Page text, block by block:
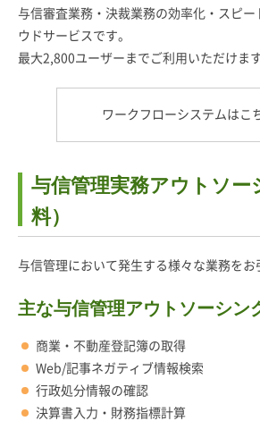
与信審査業務・決裁業務の効率化・スピー
ウドサービスです。
最大2,800ユーザーまでご利用いただけます
ワークフローシステムはこ
与信管理実務アウトソー
料）
与信管理において発生する様々な業務をお
主な与信管理アウトソーシン
商業・不動産登記簿の取得
Web/記事ネガティブ情報検索
行政処分情報の確認
決算書入力・財務指標計算